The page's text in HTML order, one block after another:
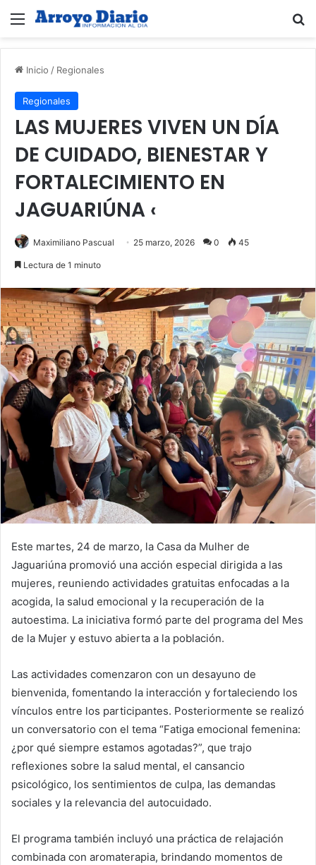
Menú
Inicio / Regionales
Regionales
LAS MUJERES VIVEN UN DÍA
DE CUIDADO, BIENESTAR Y
FORTALECIMIENTO EN
JAGUARIÚNA ‹
Maximiliano Pascual 25 marzo, 2026 0 45
Lectura de 1 minuto
Este martes, 24 de marzo, la Casa da Mulher de
Jaguariúna promovió una acción especial dirigida a las
mujeres, reuniendo actividades gratuitas enfocadas a la
acogida, la salud emocional y la recuperación de la
autoestima. La iniciativa formó parte del programa del Mes
de la Mujer y estuvo abierta a la población.
Las actividades comenzaron con un desayuno de
bienvenida, fomentando la interacción y fortaleciendo los
vínculos entre los participantes. Posteriormente se realizó
un conversatorio con el tema “Fatiga emocional femenina:
¿por qué siempre estamos agotadas?”, que trajo
reflexiones sobre la salud mental, el cansancio
psicológico, los sentimientos de culpa, las demandas
sociales y la relevancia del autocuidado.
El programa también incluyó una práctica de relajación
combinada con aromaterapia, brindando momentos de